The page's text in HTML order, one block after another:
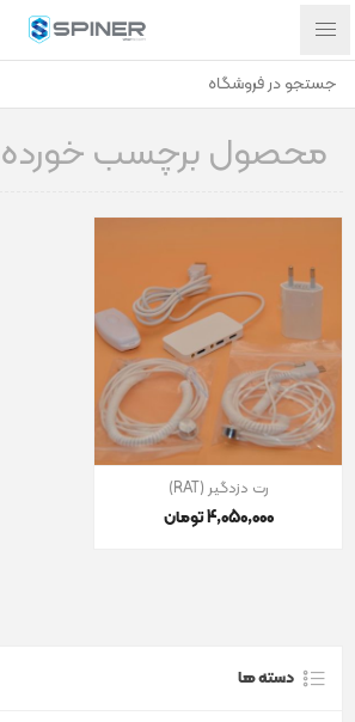
محصول برچسب خورده
رت دزدگیر (RAT)
4٬050٬000 تومان
دسته ها